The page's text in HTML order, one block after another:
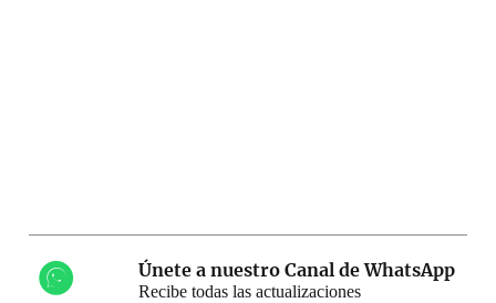
Únete a nuestro Canal de WhatsApp
Recibe todas las actualizaciones